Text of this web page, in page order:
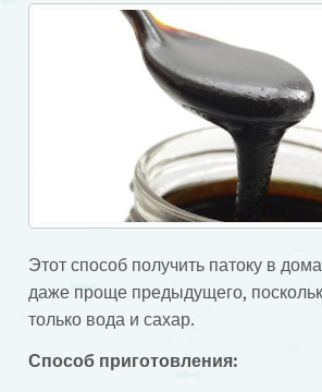
Этот способ получить патоку в
даже проще предыдущего,
только вода и сахар.
Способ приготовления: